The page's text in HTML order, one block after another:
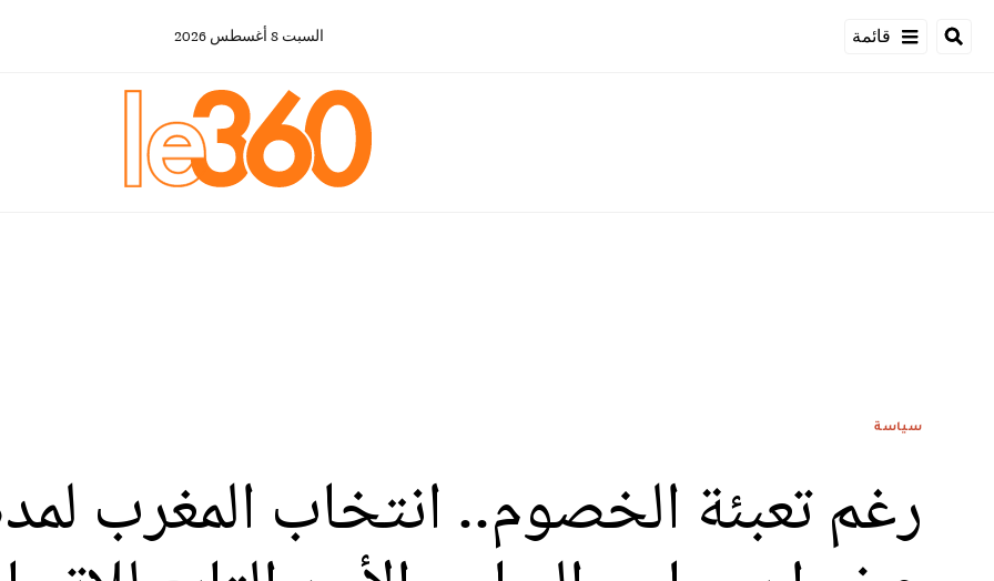
قائمة السبت 8 أغسطس 2026
سياسة
رغم تعبئة الخصوم.. انتخاب المغرب